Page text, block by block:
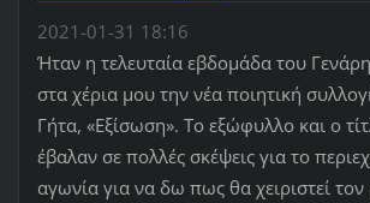
2021-01-31 18:16
Ήταν η τελευταία εβδομάδα του
στα χέρια μου την νέα ποιητική
Γήτα, «Εξίσωση». Το εξώφυλλο και ο
έβαλαν σε πολλές σκέψεις για το
αγωνία για να δω πως θα χειριστεί